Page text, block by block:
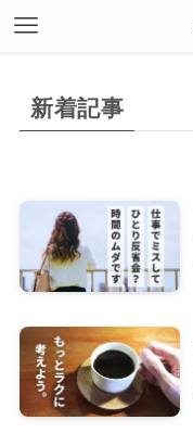
新着記事